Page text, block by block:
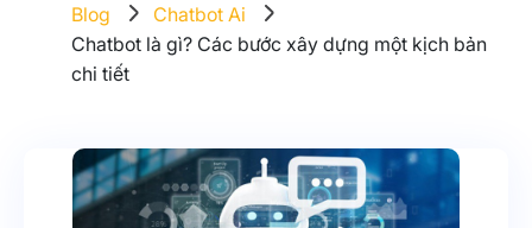
Blog
Chatbot Ai
Chatbot là gì? Các bước xây dựng một kịch bản
chi tiết